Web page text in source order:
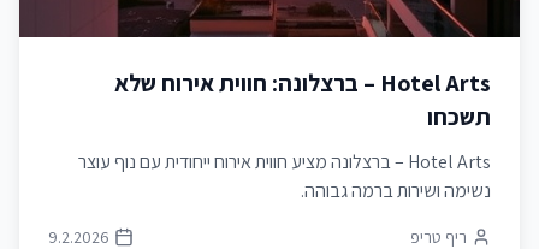
Hotel Arts – ברצלונה: חווית אירוח שלא
תשכחו
Hotel Arts – ברצלונה מציע חווית אירוח ייחודית עם נוף עוצר
נשימה ושירות ברמה גבוהה.
ריף טריפ 9.2.2026